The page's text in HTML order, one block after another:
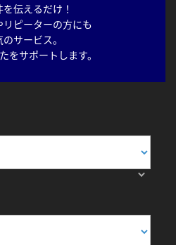
伝えるだけ！
ピーターの方にも
サービス。
をサポートします。